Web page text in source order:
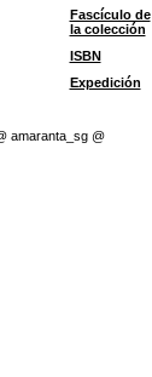
Fascículo de
la colección
ISBN
Expedición
amaranta_sg @